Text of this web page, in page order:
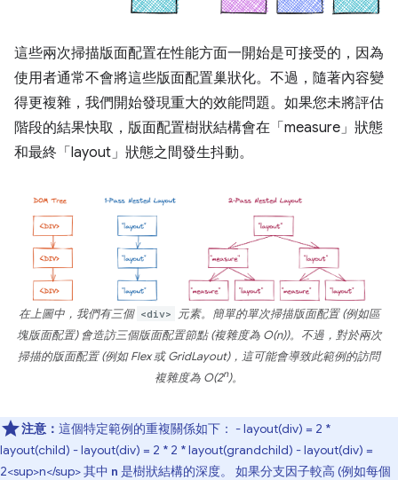
這些兩次掃描版面配置在性能方面一開始是可接受的，因為
使用者通常不會將這些版面配置巢狀化。不過，隨著內容變
得更複雜，我們開始發現重大的效能問題。如果您未將評估
階段的結果快取，版面配置樹狀結構會在「measure」 狀態
和最終「layout」 狀態之間發生抖動。
在上圖中，我們有三個 <div>
元素。簡單的單次掃描版面配置 (例如區
塊版面配置) 會造訪三個版面配置節點 (複雜度為 O(n))。不過，對於兩次
掃描的版面配置 (例如 Flex 或 GridLayout)，這可能會導致此範例的訪問
複雜度為 O(2n)。
注意： 這個特定範例的重複關係如下： - layout(div) = 2 *
layout(child) - layout(div) = 2 * 2 * layout(grandchild) - layout(div) =
2<sup>n</sup> 其中 n 是樹狀結構的深度。 如果分支因子較高 (例如每個